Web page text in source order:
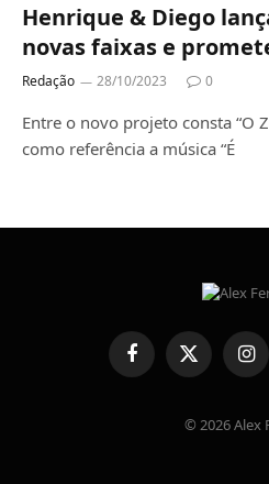
Henrique & Diego
novas faixas e
Redação 28/10/2023 0
Entre o novo projeto consta “O
como referência a música “É
FacebookX
(Twitter)
© 2026 Alex